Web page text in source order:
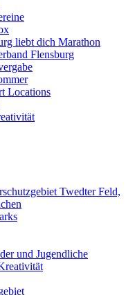
liebt dich Marathon
Flensburg
Locations
Twedter Feld,
und Jugendliche